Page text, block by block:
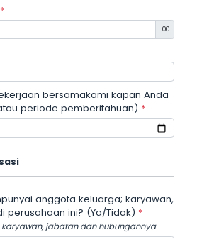
*
.00
bersamakami kapan Anda
periode pemberitahuan) *
anggota keluarga; karyawan,
perusahaan ini? (Ya/Tidak) *
jabatan dan hubungannya